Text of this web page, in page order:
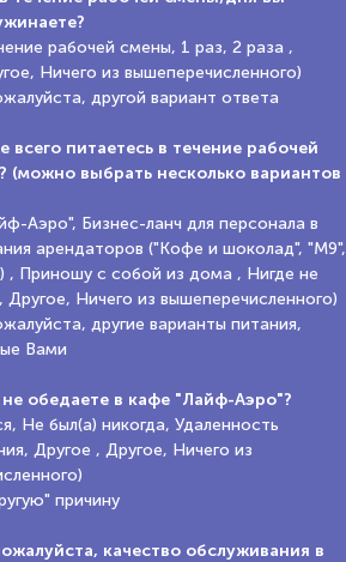
рабочей смены, 1 раз, 2 раза ,
Ничего из вышеперечисленного)
другой вариант ответа
всего питаетесь в течение рабочей
(можно выбрать несколько вариантов
Аэро", Бизнес-ланч для персонала в
арендаторов ("Кофе и шоколад", "М9",
Приношу с собой из дома , Нигде не
Другое, Ничего из вышеперечисленного)
другие варианты питания,
Вами
обедаете в кафе "Лайф-Аэро"?
Не был(а) никогда, Удаленность
Другое , Другое, Ничего из
причину
качество обслуживания в